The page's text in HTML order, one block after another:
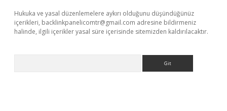
Hukuka ve yasal düzenlemelere aykırı olduğunu düşündüğünüz
içerikleri, backlinkpanelicomtr@gmail.com adresine bildirmeniz
halinde, ilgili içerikler yasal süre içerisinde sitemizden kaldırılacaktır.